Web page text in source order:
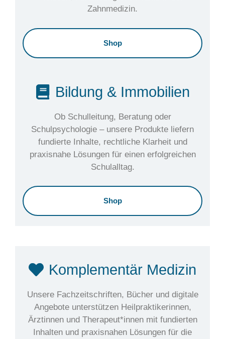
Zahnmedizin.
Shop
Bildung & Immobilien
Ob Schulleitung, Beratung oder
Schulpsychologie – unsere Produkte liefern
fundierte Inhalte, rechtliche Klarheit und
praxisnahe Lösungen für einen erfolgreichen
Schulalltag.
Shop
Komplementär Medizin
Unsere Fachzeitschriften, Bücher und digitale
Angebote unterstützen Heilpraktikerinnen,
Ärztinnen und Therapeut*innen mit fundierten
Inhalten und praxisnahen Lösungen für die